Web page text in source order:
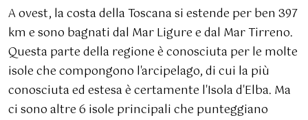
A ovest, la costa della Toscana si estende per ben 397
km e sono bagnati dal Mar Ligure e dal Mar Tirreno.
Questa parte della regione è conosciuta per le molte
isole che compongono l'arcipelago, di cui la più
conosciuta ed estesa è certamente l'Isola d'Elba. Ma
ci sono altre 6 isole principali che punteggiano